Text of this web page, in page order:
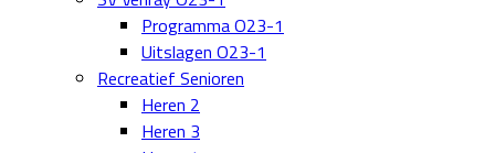
Programma O23-1
Uitslagen O23-1
Recreatief Senioren
Heren 2
Heren 3